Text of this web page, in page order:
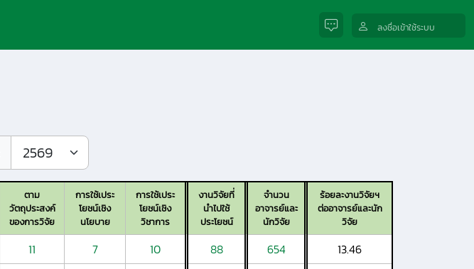
ลงชื่อเข้าใช้ระบบ
ตาม
วัตถุประสงค์
ของการวิจัย
การใช้เประ
โยชน์เชิง
นโยบาย
การใช้เประ
โยชน์เชิง
วิชาการ
งานวิจัยที่
นำไปใช้
ประโยชน์
จำนวน
อาจารย์และ
นักวิจัย
ร้อยละงานวิจัยฯ
ต่ออาจารย์และนัก
วิจัย
11 7 10 88 654
13.46